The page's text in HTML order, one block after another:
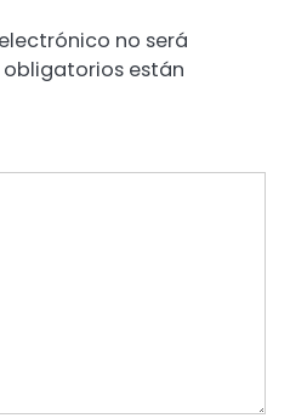
no será
obligatorios están